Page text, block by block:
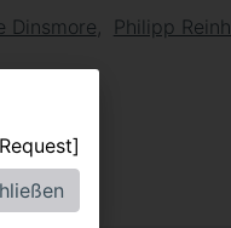
Dinsmore Philipp